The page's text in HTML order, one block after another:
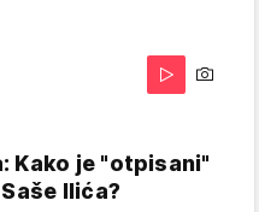
Kako je "otpisani"
Ilića?